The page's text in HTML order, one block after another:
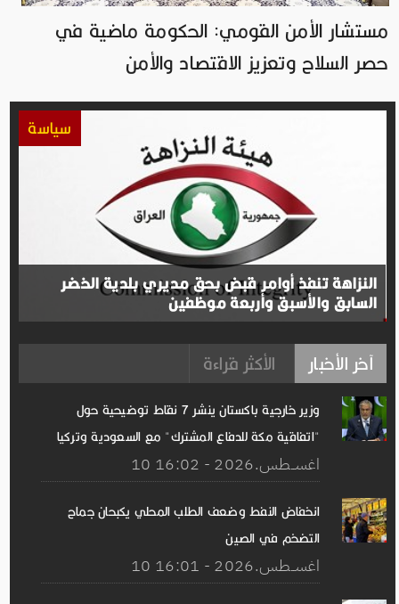
مستشار الأمن القومي: الحكومة ماضية في
حصر السلاح وتعزيز الاقتصاد والأمن
سياسة
النزاهة تنفذ أوامر قبض بحق مديري بلدية الخضر
السابق والأسبق وأربعة موظفين
آخر الأخبار الأكثر قراءة
وزير خارجية باكستان ينشر 7 نقاط توضيحية حول
"اتفاقية مكة للدفاع المشترك" مع السعودية وتركيا
10 اغســطس.2026 - 16:02
انخفاض النفط وضعف الطلب المحلي يكبحان جماح
التضخم في الصين
10 اغســطس.2026 - 16:01